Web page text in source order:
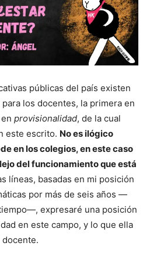
públicas del país existen
los docentes, la primera en
provisionalidad, de la cual
este escrito. No es ilógico
en los colegios, en este caso
del funcionamiento que está
líneas, basadas en mi posición
por más de seis años —
expresaré una posición
en este campo, y lo que ella